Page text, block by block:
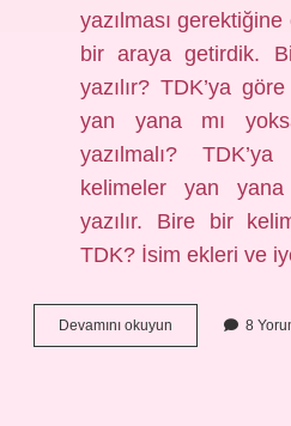
yazılması
bir araya getirdik.
yazılır? TDK’ya
yan yana mı
yazılmalı?
kelimeler yan
yazılır. Bire bir
TDK? İsim ekleri ve
Devamını okuyun
Nasıl
8